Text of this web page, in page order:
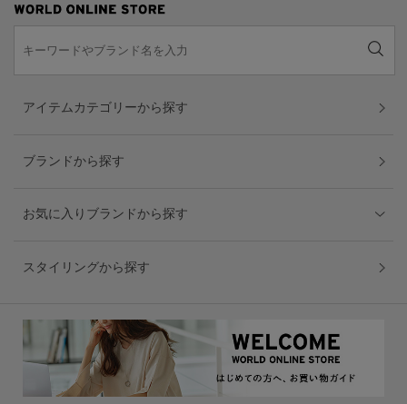
アイテムカテゴリーから探す
ブランドから探す
お気に入りブランドから探す
スタイリングから探す